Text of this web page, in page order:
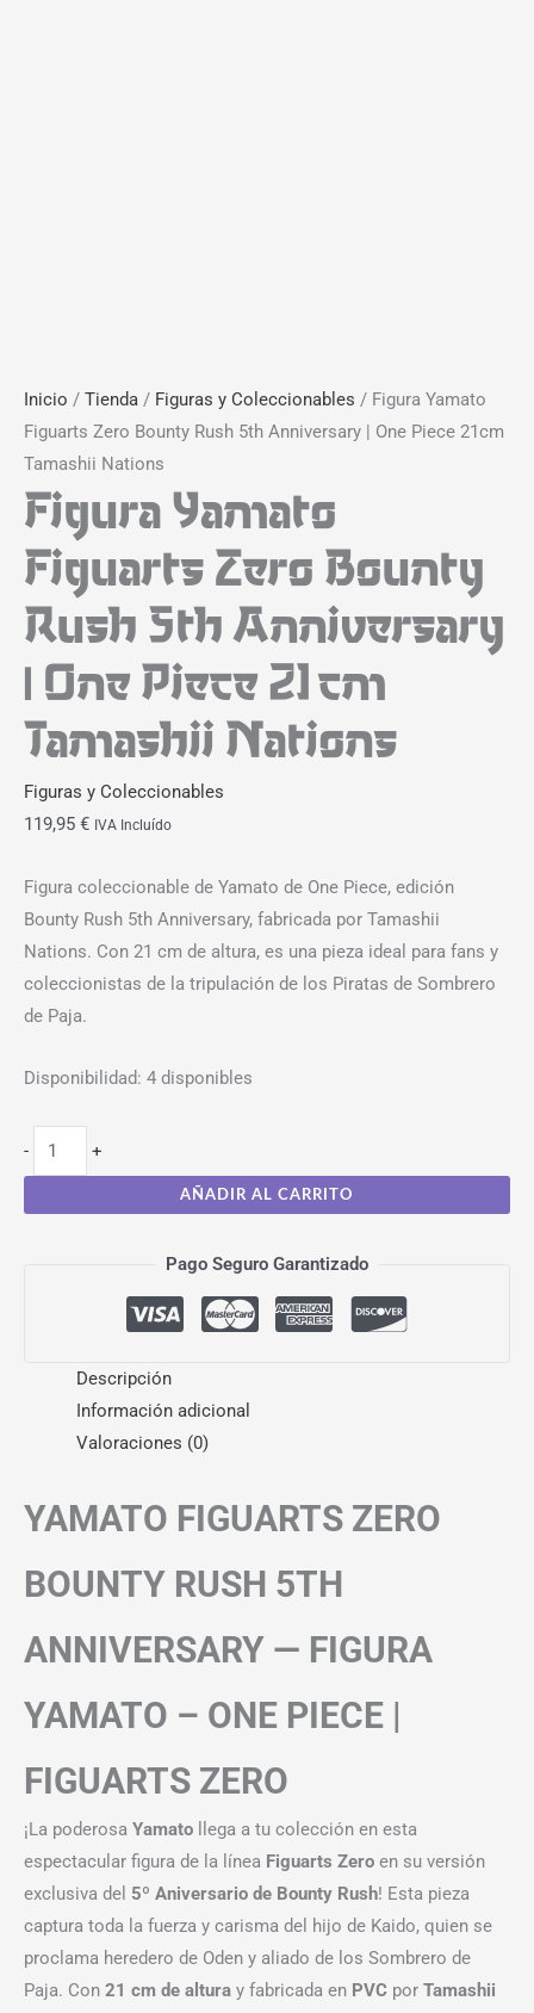
Inicio / Tienda / Figuras y Coleccionables / Figura Yamato
Figuarts Zero Bounty Rush 5th Anniversary | One Piece 21cm
Tamashii Nations
Figura Yamato
Figuarts Zero Bounty
Rush 5th Anniversary
| One Piece 21cm
Tamashii Nations
Figuras y Coleccionables
119,95 € IVA Incluído
Figura coleccionable de Yamato de One Piece, edición
Bounty Rush 5th Anniversary, fabricada por Tamashii
Nations. Con 21 cm de altura, es una pieza ideal para fans y
coleccionistas de la tripulación de los Piratas de Sombrero
de Paja.
Disponibilidad: 4 disponibles
- +
AÑADIR AL CARRITO
Pago Seguro Garantizado
Descripción
Información adicional
Valoraciones (0)
YAMATO FIGUARTS ZERO
BOUNTY RUSH 5TH
ANNIVERSARY — FIGURA
YAMATO – ONE PIECE |
FIGUARTS ZERO
¡La poderosa Yamato llega a tu colección en esta
espectacular figura de la línea Figuarts Zero en su versión
exclusiva del 5º Aniversario de Bounty Rush! Esta pieza
captura toda la fuerza y carisma del hijo de Kaido, quien se
proclama heredero de Oden y aliado de los Sombrero de
Paja. Con 21 cm de altura y fabricada en PVC por Tamashii